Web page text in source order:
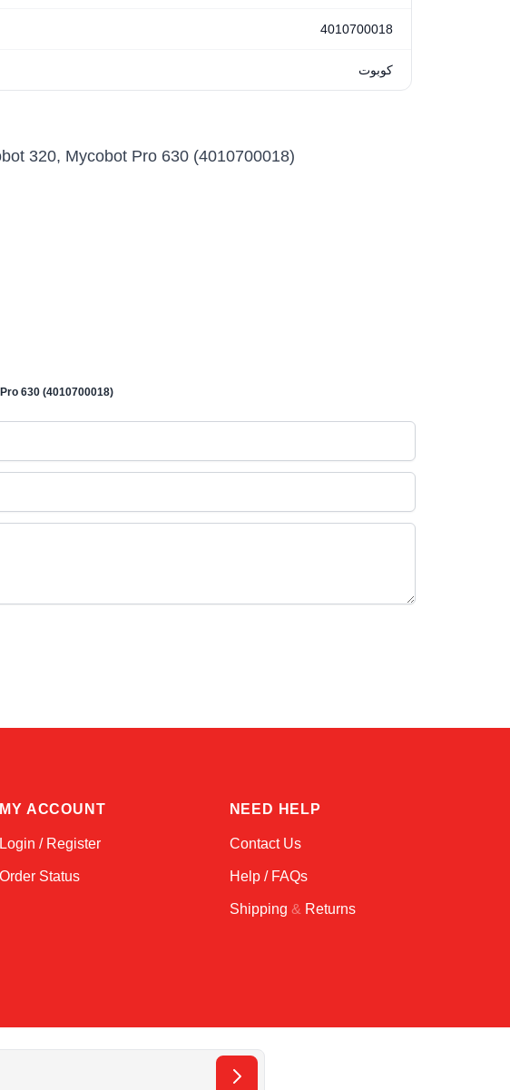
4010700018
كوبوت
320, Mycobot Pro 630 (4010700018)
630 (4010700018)
MY ACCOUNT
Login / Register
Order Status
NEED HELP
Contact Us
Help / FAQs
Shipping & Returns